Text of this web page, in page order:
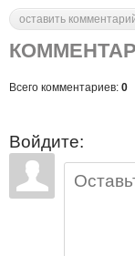
оставить
Всего комментариев: 0
Войдите: